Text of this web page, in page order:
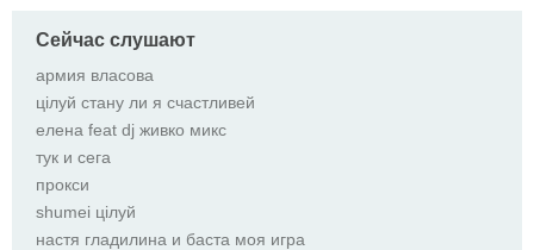
Сейчас слушают
армия власова
цілуй стану ли я счастливей
елена feat dj живко микс
тук и сега
прокси
shumei цілуй
настя гладилина и баста моя игра